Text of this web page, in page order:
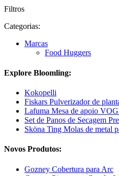
Filtros
Categorias:
Marcas
Food Huggers
Explore Bloomling:
Kokopelli
Fiskars Pulverizador de
Lafuma Mesa de apoio
Set de Panos de Secagem
Sköna Ting Molas de metal
Novos Produtos:
Gozney Cobertura para Arc